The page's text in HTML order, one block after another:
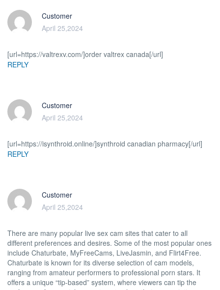
Customer
April 25,2024
[url=https://valtrexv.com/]order valtrex canada[/url]
REPLY
Customer
April 25,2024
[url=https://isynthroid.online/]synthroid canadian pharmacy[/url]
REPLY
Customer
April 25,2024
There are many popular live sex cam sites that cater to all
different preferences and desires. Some of the most popular ones
include Chaturbate, MyFreeCams, LiveJasmin, and Flirt4Free.
Chaturbate is known for its diverse selection of cam models,
ranging from amateur performers to professional porn stars. It
offers a unique “tip-based” system, where viewers can tip the